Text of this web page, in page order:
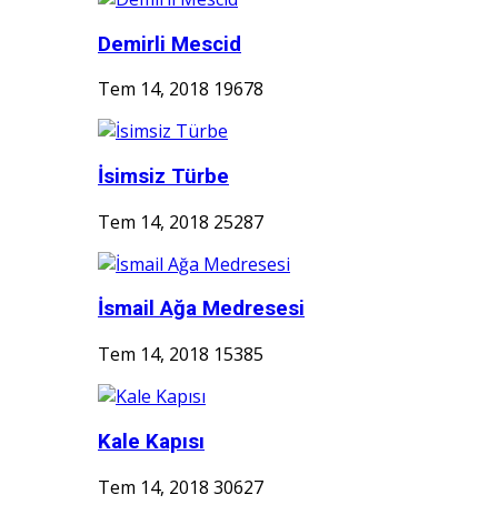
Demirli Mescid
Tem 14, 2018 19678
İsimsiz Türbe
Tem 14, 2018 25287
İsmail Ağa Medresesi
Tem 14, 2018 15385
Kale Kapısı
Tem 14, 2018 30627